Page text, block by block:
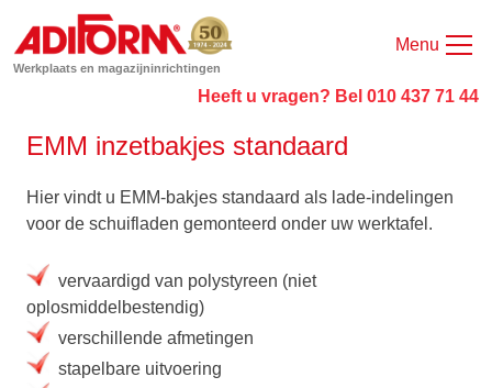
Werkplaats en magazijninrichtingen
Menu
Heeft u vragen? Bel 010 437 71 44
EMM inzetbakjes standaard
Hier vindt u EMM-bakjes standaard als lade-indelingen
voor de schuifladen gemonteerd onder uw werktafel.
vervaardigd van polystyreen (niet
oplosmiddelbestendig)
verschillende afmetingen
stapelbare uitvoering